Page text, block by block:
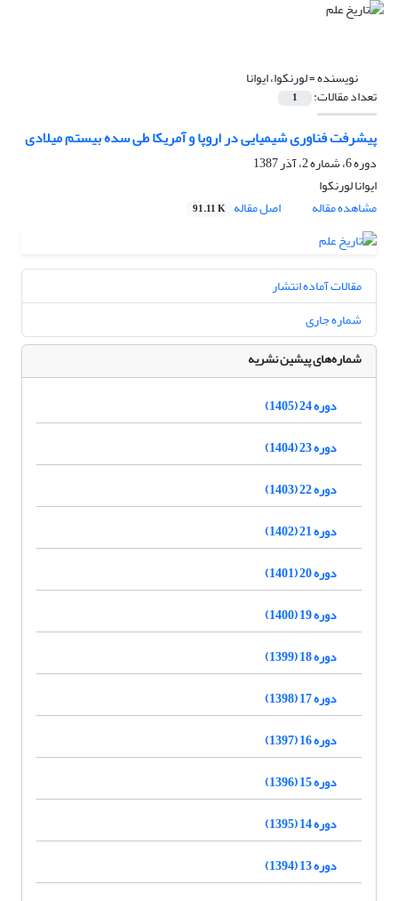
نویسنده =لورنکوا، ایوانا
تعداد مقالات: 1
پیشرفت فناوری شیمیایی در اروپا و آمریکا طی سده بیستم میلادی
دوره 6، شماره 2، آذر 1387
ایوانا لورنکوا
مشاهده مقاله
اصل مقاله 91.11 K
مقالات آماده انتشار
شماره جاری
شماره‌های پیشین نشریه
دوره 24 (1405)
دوره 23 (1404)
دوره 22 (1403)
دوره 21 (1402)
دوره 20 (1401)
دوره 19 (1400)
دوره 18 (1399)
دوره 17 (1398)
دوره 16 (1397)
دوره 15 (1396)
دوره 14 (1395)
دوره 13 (1394)